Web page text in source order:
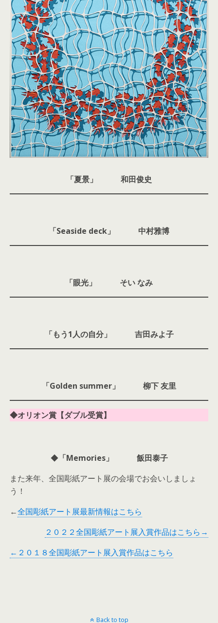
「夏景」 和田俊史
「Seaside deck」 中村雅博
「眼光」 そい なみ
「もう1人の自分」 吉田みよ子
「Golden summer」 柳下 友里
◆オリオン賞【ダブル受賞】
◆「Memories」 飯田泰子
また来年、全国彫紙アート展の会場でお会いしましょ
う！
←全国彫紙アート展最新情報はこちら
２０２２全国彫紙アート展入賞作品はこちら→
←２０１８全国彫紙アート展入賞作品はこちら
Back to top